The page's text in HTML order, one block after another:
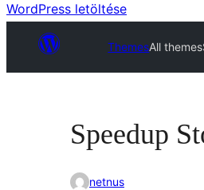
WordPress letöltése
ThemesAll themes
Speedup
netnus